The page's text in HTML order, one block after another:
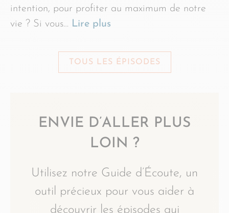
intention, pour profiter au maximum de notre
vie ? Si vous… Lire plus
TOUS LES ÉPISODES
ENVIE D’ALLER PLUS
LOIN ?
Utilisez notre Guide d’Écoute, un
outil précieux pour vous aider à
découvrir les épisodes qui